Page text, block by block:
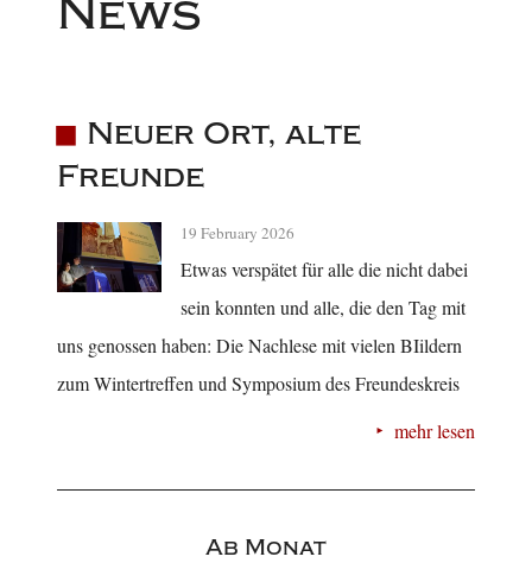
News
Neuer Ort, alte
Freunde
19 February 2026
Etwas verspätet für alle die nicht dabei
sein konnten und alle, die den Tag mit
uns genossen haben: Die Nachlese mit vielen BIildern
zum Wintertreffen und Symposium des Freundeskreis
mehr lesen
Ab Monat